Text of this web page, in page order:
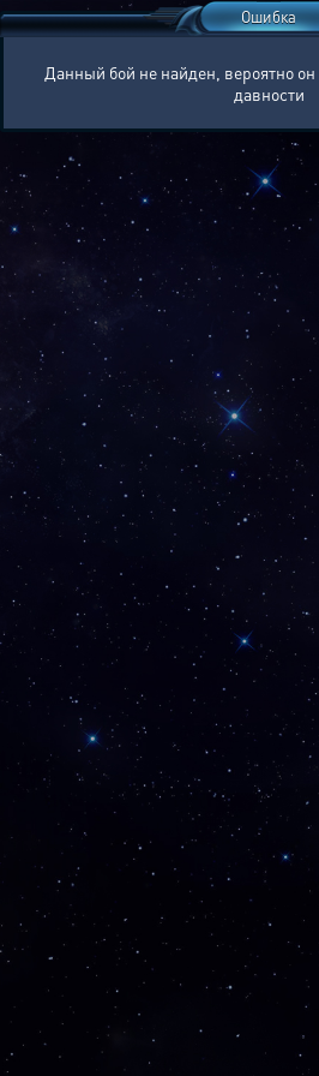
Ошибка
Данный бой не найден, вероятно
давности